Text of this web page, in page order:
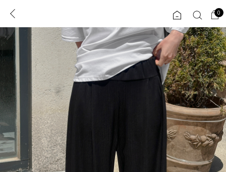
로그인 0
ENG
TW
JP
콘텐츠 리뷰 & 혜택 회원혜택 입
CATEGORY COMMUNITY
도착보장⚡
인플루언서 pick!
0